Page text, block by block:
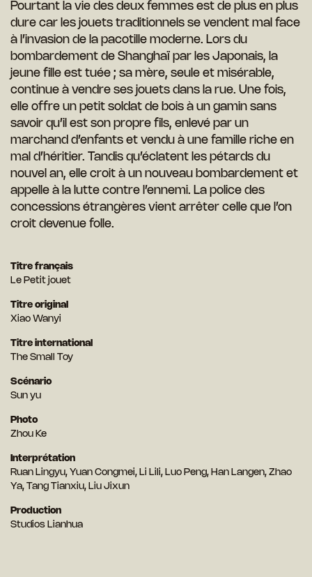
Pourtant la vie des deux femmes est de plus en plus
dure car les jouets traditionnels se vendent mal face
à l’invasion de la pacotille moderne. Lors du
bombardement de Shanghaï par les Japonais, la
jeune fille est tuée ; sa mère, seule et misérable,
continue à vendre ses jouets dans la rue. Une fois,
elle offre un petit soldat de bois à un gamin sans
savoir qu’il est son propre fils, enlevé par un
marchand d’enfants et vendu à une famille riche en
mal d’héritier. Tandis qu’éclatent les pétards du
nouvel an, elle croit à un nouveau bombardement et
appelle à la lutte contre l’ennemi. La police des
concessions étrangères vient arrêter celle que l’on
croit devenue folle.
Titre français
Le Petit jouet
Titre original
Xiao Wanyi
Titre international
The Small Toy
Scénario
Sun yu
Photo
Zhou Ke
Interprétation
Ruan Lingyu, Yuan Congmei, Li Lili, Luo Peng, Han Langen, Zhao
Ya, Tang Tianxiu, Liu Jixun
Production
Studios Lianhua